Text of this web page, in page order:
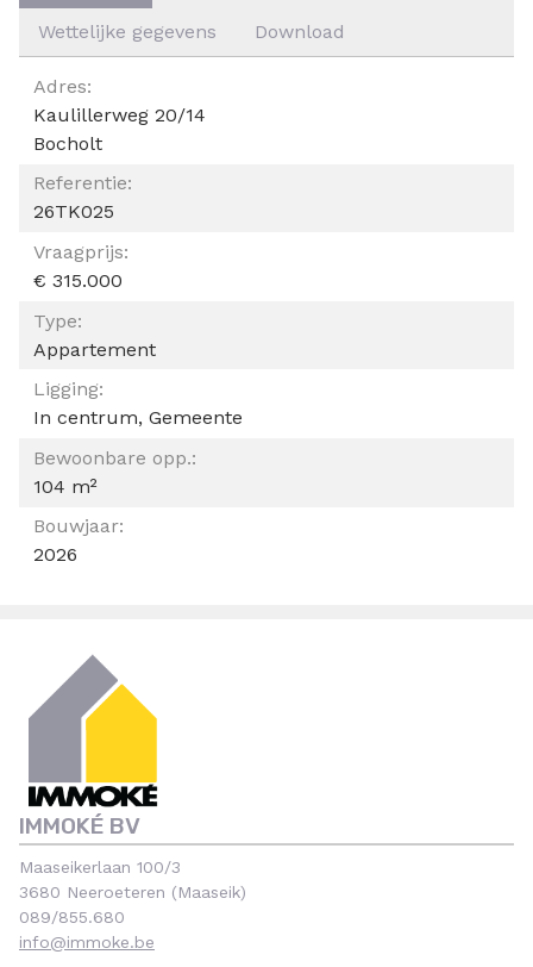
Wettelijke gegevens Download
ALGEMEEN
Adres:
Kaulillerweg 20/14
Bocholt
Referentie:
26TK025
Vraagprijs:
€ 315.000
Type:
Appartement
Ligging:
In centrum, Gemeente
Bewoonbare opp.:
104 m²
Bouwjaar:
2026
IMMOKÉ BV
Maaseikerlaan 100/3
3680 Neeroeteren (Maaseik)
089/855.680
info@immoke.be